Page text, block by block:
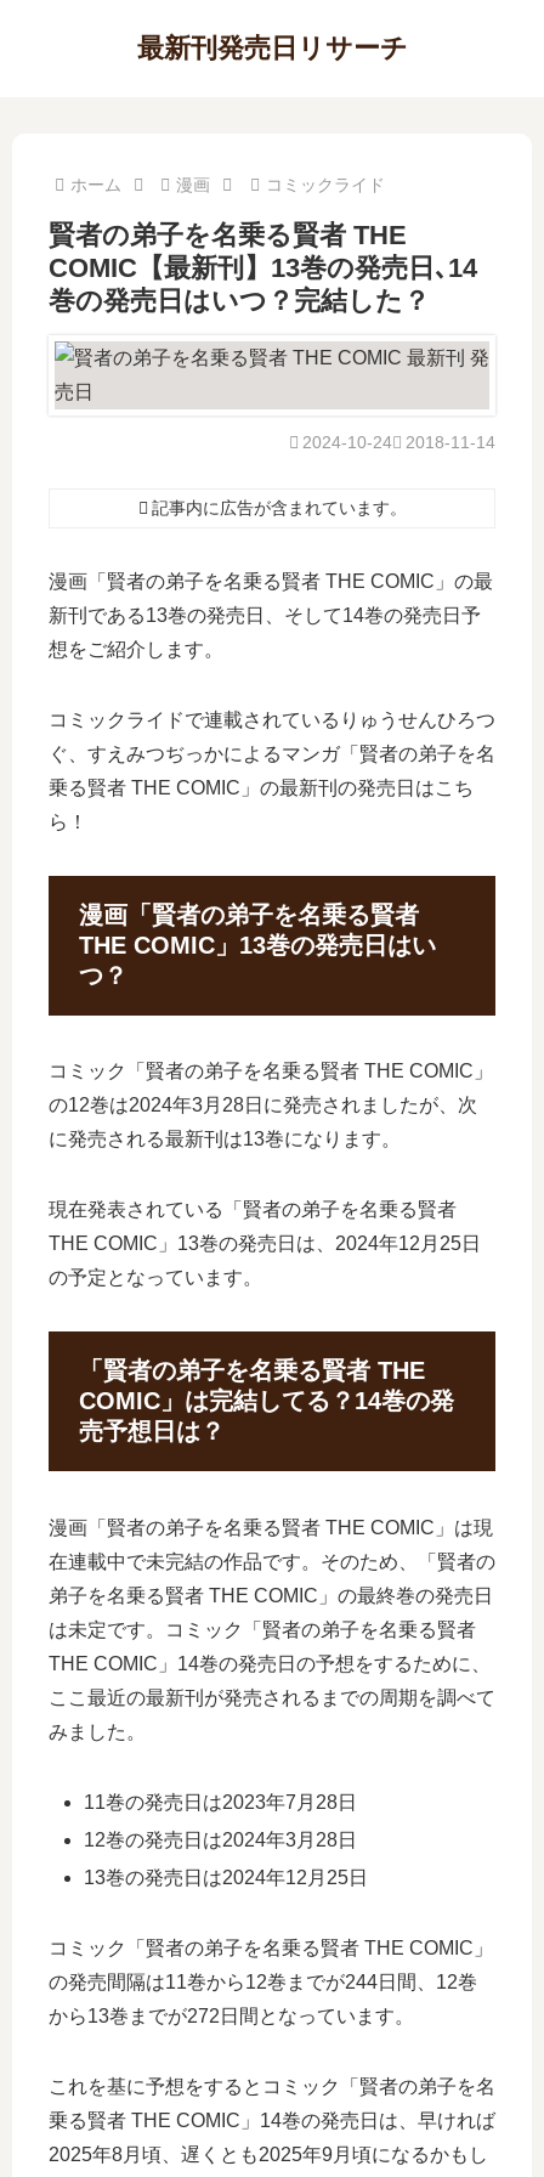
最新刊発売日リサーチ
ホーム 漫画 コミックライド
賢者の弟子を名乗る賢者 THE
COMIC【最新刊】13巻の発売日､14
巻の発売日はいつ？完結した？
2018-11-14
2024-10-24
記事内に広告が含まれています。
漫画「賢者の弟子を名乗る賢者 THE COMIC」の最
新刊である13巻の発売日、そして14巻の発売日予
想をご紹介します。
コミックライドで連載されているりゅうせんひろつ
ぐ、すえみつぢっかによるマンガ「賢者の弟子を名
乗る賢者 THE COMIC」の最新刊の発売日はこち
ら！
漫画「賢者の弟子を名乗る賢者
THE COMIC」13巻の発売日はい
つ？
コミック「賢者の弟子を名乗る賢者 THE COMIC」
の12巻は2024年3月28日に発売されましたが、次
に発売される最新刊は13巻になります。
現在発表されている「賢者の弟子を名乗る賢者
THE COMIC」13巻の発売日は、2024年12月25日
の予定となっています。
「賢者の弟子を名乗る賢者 THE
COMIC」は完結してる？14巻の発
売予想日は？
漫画「賢者の弟子を名乗る賢者 THE COMIC」は現
在連載中で未完結の作品です。そのため、「賢者の
弟子を名乗る賢者 THE COMIC」の最終巻の発売日
は未定です。コミック「賢者の弟子を名乗る賢者
THE COMIC」14巻の発売日の予想をするために、
ここ最近の最新刊が発売されるまでの周期を調べて
みました。
11巻の発売日は2023年7月28日
12巻の発売日は2024年3月28日
13巻の発売日は2024年12月25日
コミック「賢者の弟子を名乗る賢者 THE COMIC」
の発売間隔は11巻から12巻までが244日間、12巻
から13巻までが272日間となっています。
これを基に予想をするとコミック「賢者の弟子を名
乗る賢者 THE COMIC」14巻の発売日は、早ければ
2025年8月頃、遅くとも2025年9月頃になるかもし